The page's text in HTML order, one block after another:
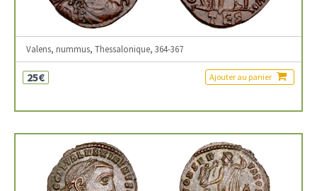
Valens, nummus, Thessalonique, 364-367
25€ Ajouter au panier